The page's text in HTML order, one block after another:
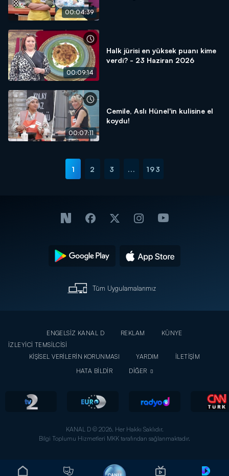
00:04:39
00:09:14
Halk jürisi en yüksek puanı kime
verdi? - 23 Haziran 2026
00:07:11
Cemile, Aslı Hünel'in kulisine el
koydu!
1 2 3 ... 193
Tüm Uygulamalarımız
ENGELSİZ KANAL D REKLAM
KÜNYE
İZLEYİCİ TEMSİLCİSİ
KİŞİSEL VERİLERİN KORUNMASI
YARDIM
İLETİŞİM
HATA BİLDİR
DİĞER
KANAL D © 2026. Her Hakkı Saklıdır.
Bilgi Toplumu Hizmetleri MKK tarafından sağlanmaktadır.